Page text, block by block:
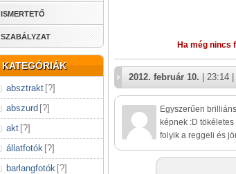
ISMERTETŐ
SZABÁLYZAT
KATEGÓRIÁK
absztrakt [?]
abszurd [?]
akt [?]
állatfotók [?]
barlangfotók [?]
Ha még nincs
2012. február 10. | 23:14 |
Egyszerűen
képnek :D
folyik a reggeli és